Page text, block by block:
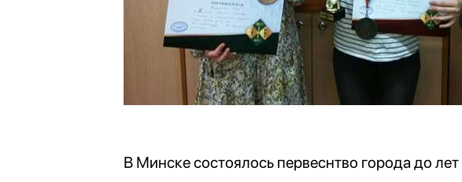
В Минске состоялось первеснтво города до